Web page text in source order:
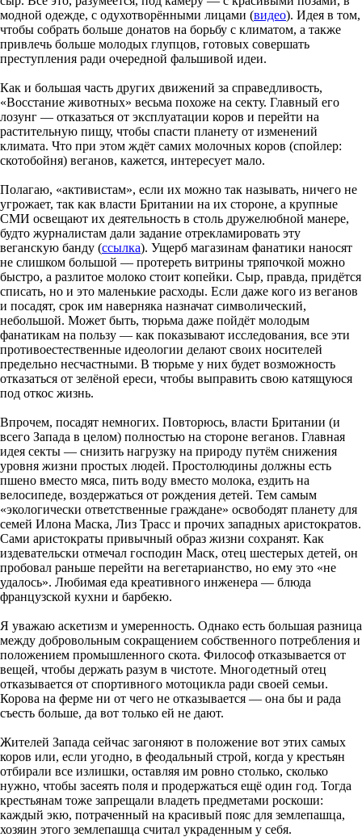
модной одежде, с одухотворёнными лицами (видео). Идея в том,
чтобы собрать больше донатов на борьбу с климатом, а также
привлечь больше молодых глупцов, готовых совершать
преступления ради очередной фальшивой идеи.
Как и большая часть других движений за справедливость,
«Восстание животных» весьма похоже на секту. Главный его
лозунг — отказаться от эксплуатации коров и перейти на
растительную пищу, чтобы спасти планету от изменений
климата. Что при этом ждёт самих молочных коров (спойлер:
скотобойня) веганов, кажется, интересует мало.
Полагаю, «активистам», если их можно так называть, ничего не
угрожает, так как власти Британии на их стороне, а крупные
СМИ освещают их деятельность в столь дружелюбной манере,
будто журналистам дали задание отрекламировать эту
веганскую банду (ссылка). Ущерб магазинам фанатики наносят
не слишком большой — протереть витрины тряпочкой можно
быстро, а разлитое молоко стоит копейки. Сыр, правда, придётся
списать, но и это маленькие расходы. Если даже кого из веганов
и посадят, срок им наверняка назначат символический,
небольшой. Может быть, тюрьма даже пойдёт молодым
фанатикам на пользу — как показывают исследования, все эти
противоестественные идеологии делают своих носителей
предельно несчастными. В тюрьме у них будет возможность
отказаться от зелёной ереси, чтобы выправить свою катящуюся
под откос жизнь.
Впрочем, посадят немногих. Повторюсь, власти Британии (и
всего Запада в целом) полностью на стороне веганов. Главная
идея секты — снизить нагрузку на природу путём снижения
уровня жизни простых людей. Простолюдины должны есть
пшено вместо мяса, пить воду вместо молока, ездить на
велосипеде, воздержаться от рождения детей. Тем самым
«экологически ответственные граждане» освободят планету для
семей Илона Маска, Лиз Трасс и прочих западных аристократов.
Сами аристократы привычный образ жизни сохранят. Как
издевательски отмечал господин Маск, отец шестерых детей, он
пробовал раньше перейти на вегетарианство, но ему это «не
удалось». Любимая еда креативного инженера — блюда
французской кухни и барбекю.
Я уважаю аскетизм и умеренность. Однако есть большая разница
между добровольным сокращением собственного потребления и
положением промышленного скота. Философ отказывается от
вещей, чтобы держать разум в чистоте. Многодетный отец
отказывается от спортивного мотоцикла ради своей семьи.
Корова на ферме ни от чего не отказывается — она бы и рада
съесть больше, да вот только ей не дают.
Жителей Запада сейчас загоняют в положение вот этих самых
коров или, если угодно, в феодальный строй, когда у крестьян
отбирали все излишки, оставляя им ровно столько, сколько
нужно, чтобы засеять поля и продержаться ещё один год. Тогда
крестьянам тоже запрещали владеть предметами роскоши:
каждый экю, потраченный на красивый пояс для землепашца,
хозяин этого землепашца считал украденным у себя.